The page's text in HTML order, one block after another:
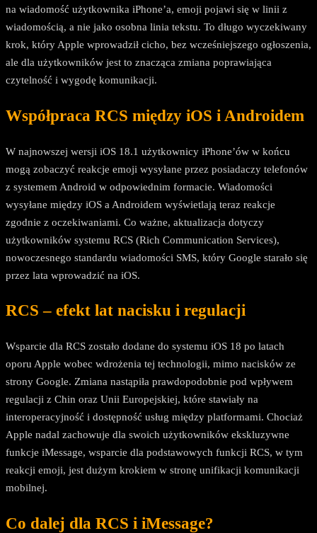
na wiadomość użytkownika iPhone’a, emoji pojawi się w linii z
wiadomością, a nie jako osobna linia tekstu. To długo wyczekiwany
krok, który Apple wprowadził cicho, bez wcześniejszego ogłoszenia,
ale dla użytkowników jest to znacząca zmiana poprawiająca
czytelność i wygodę komunikacji.
Współpraca RCS między iOS i Androidem
W najnowszej wersji iOS 18.1 użytkownicy iPhone’ów w końcu
mogą zobaczyć reakcje emoji wysyłane przez posiadaczy telefonów
z systemem Android w odpowiednim formacie. Wiadomości
wysyłane między iOS a Androidem wyświetlają teraz reakcje
zgodnie z oczekiwaniami. Co ważne, aktualizacja dotyczy
użytkowników systemu RCS (Rich Communication Services),
nowoczesnego standardu wiadomości SMS, który Google starało się
przez lata wprowadzić na iOS.
RCS – efekt lat nacisku i regulacji
Wsparcie dla RCS zostało dodane do systemu iOS 18 po latach
oporu Apple wobec wdrożenia tej technologii, mimo nacisków ze
strony Google. Zmiana nastąpiła prawdopodobnie pod wpływem
regulacji z Chin oraz Unii Europejskiej, które stawiały na
interoperacyjność i dostępność usług między platformami. Chociaż
Apple nadal zachowuje dla swoich użytkowników ekskluzywne
funkcje iMessage, wsparcie dla podstawowych funkcji RCS, w tym
reakcji emoji, jest dużym krokiem w stronę unifikacji komunikacji
mobilnej.
Co dalej dla RCS i iMessage?